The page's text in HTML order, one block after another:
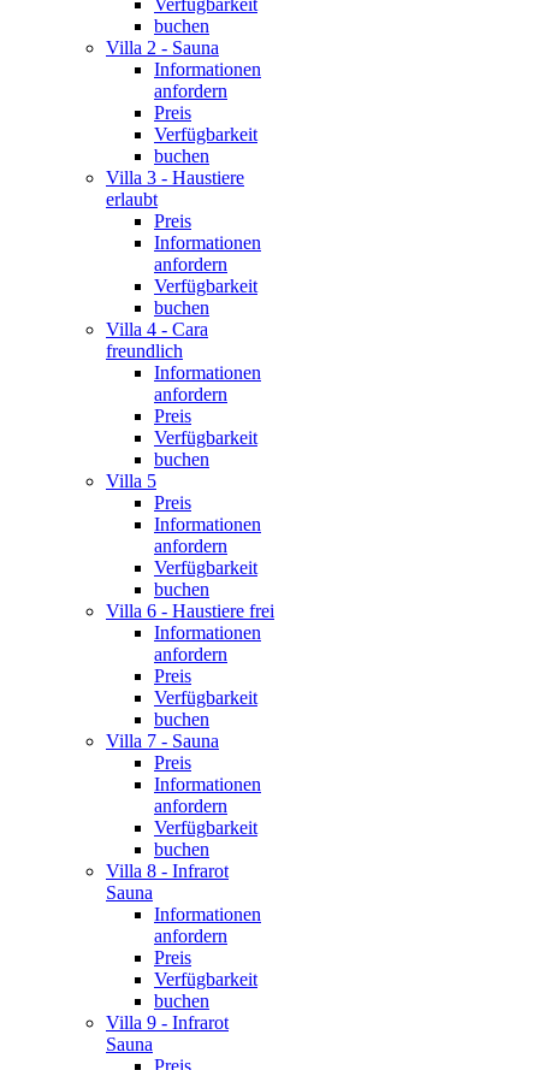
buchen
Villa 2 - Sauna
Informationen
anfordern
Preis
Verfügbarkeit
buchen
Villa 3 - Haustiere
erlaubt
Preis
Informationen
anfordern
Verfügbarkeit
buchen
Villa 4 - Cara
freundlich
Informationen
anfordern
Preis
Verfügbarkeit
buchen
Villa 5
Preis
Informationen
anfordern
Verfügbarkeit
buchen
Villa 6 - Haustiere frei
Informationen
anfordern
Preis
Verfügbarkeit
buchen
Villa 7 - Sauna
Preis
Informationen
anfordern
Verfügbarkeit
buchen
Villa 8 - Infrarot
Sauna
Informationen
anfordern
Preis
Verfügbarkeit
buchen
Villa 9 - Infrarot
Sauna
Preis